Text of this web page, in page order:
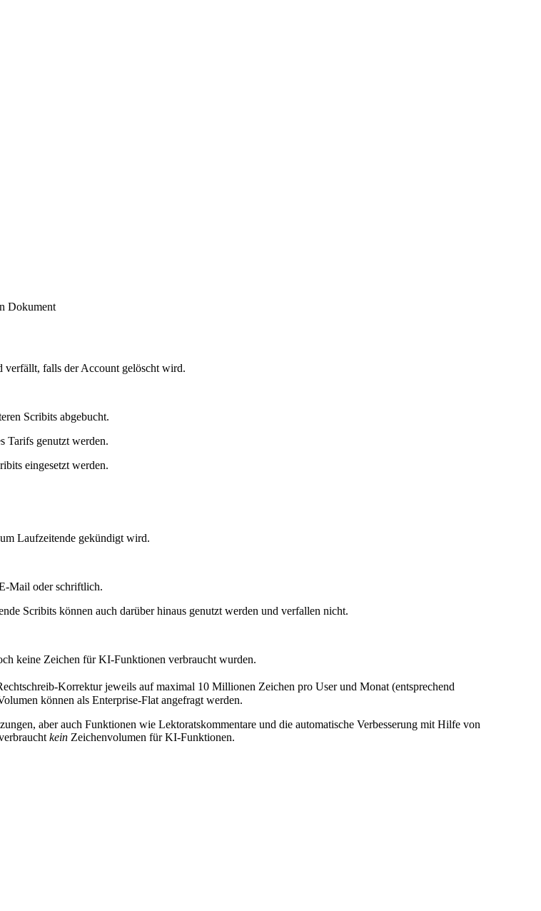
Dokument
verfällt, falls der Account gelöscht wird.
Scribits abgebucht.
Tarifs genutzt werden.
eingesetzt werden.
Laufzeitende gekündigt wird.
Mail oder schriftlich.
Scribits können auch darüber hinaus genutzt werden und verfallen nicht.
keine Zeichen für KI-Funktionen verbraucht wurden.
Korrektur jeweils auf maximal 10 Millionen Zeichen pro User und Monat (entsprechend
können als Enterprise-Flat angefragt werden.
aber auch Funktionen wie Lektoratskommentare und die automatische Verbesserung mit Hilfe von
kein Zeichenvolumen für KI-Funktionen.